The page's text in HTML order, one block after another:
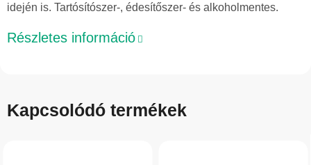
idején is. Tartósítószer-, édesítőszer- és alkoholmentes.
Részletes információ
Kapcsolódó termékek